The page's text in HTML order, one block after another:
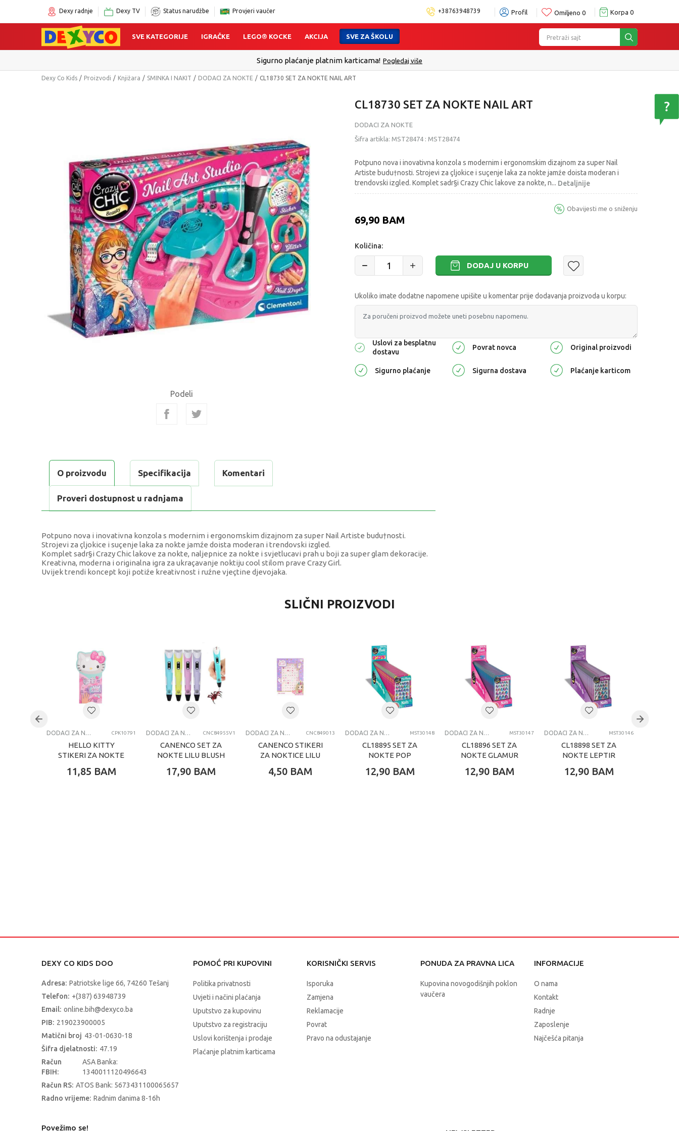
Dexy radnje Dexy TV Status narudžbe Provjeri vaučer +38763948739 Profil Omiljeno 0 Korpa 0
Pretraži sajt
SVE KATEGORIJE IGRAČKE LEGO® KOCKE AKCIJA SVE ZA ŠKOLU
Sigurno plaćanje platnim karticama! Pogledaj više
Dexy Co Kids Proizvodi Knjižara SMINKA I NAKIT DODACI ZA NOKTE CL18730 SET ZA NOKTE NAIL ART
Podeli
CL18730 SET ZA NOKTE NAIL ART
DODACI ZA NOKTE
Šifra artikla: MST28474 : MST28474
Potpuno nova i inovativna konzola s modernim i ergonomskim dizajnom za super Nail
Artiste budu†nosti. Strojevi za çljokice i suçenje laka za nokte jamźe doista moderan i
trendovski izgled. Komplet sadr§i Crazy Chic lakove za nokte, n... Detaljnije
69,90 BAM
Obavijesti me o sniženju
Količina:
DODAJ U KORPU
Ukoliko imate dodatne napomene upišite u komentar prije dodavanja proizvoda u korpu:
Uslovi za besplatnu
dostavu
Povrat novca Original proizvodi
Sigurno plaćanje Sigurna dostava Plaćanje karticom
O proizvodu Specifikacija Komentari
Proveri dostupnost u radnjama
Potpuno nova i inovativna konzola s modernim i ergonomskim dizajnom za super Nail Artiste budu†nosti.
Strojevi za çljokice i suçenje laka za nokte jamźe doista moderan i trendovski izgled.
Komplet sadr§i Crazy Chic lakove za nokte, naljepnice za nokte i svjetlucavi prah u boji za super glam dekoracije.
Kreativna, moderna i originalna igra za ukraçavanje noktiju cool stilom prave Crazy Girl.
Uvijek trendi koncept koji potiźe kreativnost i ruźne vjeçtine djevojaka.
DODACI ZA NOKTE
Djevojčice
Uzrast
Brend
SLIČNI PROIZVODI
DODACI ZA NOKTE CPK10791
HELLO KITTY
STIKERI ZA NOKTE
11,85 BAM
DODACI ZA NOKTE CNC84955V1
CANENCO SET ZA
NOKTE LILU BLUSH
17,90 BAM
DODACI ZA NOKTE CNC849013
CANENCO STIKERI
ZA NOKTICE LILU
4,50 BAM
DODACI ZA NOKTE MST30148
CL18895 SET ZA
NOKTE POP
12,90 BAM
DODACI ZA NOKTE MST30147
CL18896 SET ZA
NOKTE GLAMUR
12,90 BAM
DODACI ZA NOKTE MST30146
CL18898 SET ZA
NOKTE LEPTIR
12,90 BAM
DEXY CO KIDS DOO
Adresa: Patriotske lige 66, 74260 Tešanj
Telefon: +(387) 63948739
Email: online.bih@dexyco.ba
PIB: 219023900005
Matični broj 43-01-0630-18
Šifra djelatnosti: 47.19
Račun
FBIH:
ASA Banka:
1340011120496643
Račun RS: ATOS Bank: 5673431100065657
Radno vrijeme: Radnim danima 8-16h
POMOĆ PRI KUPOVINI
Politika privatnosti
Uvjeti i načini plaćanja
Uputstvo za kupovinu
Uputstvo za registraciju
Uslovi korištenja i prodaje
Plaćanje platnim karticama
KORISNIČKI SERVIS
Isporuka
Zamjena
Reklamacije
Povrat
Pravo na odustajanje
PONUDA ZA PRAVNA LICA
Kupovina novogodišnjih poklon
vaučera
INFORMACIJE
O nama
Kontakt
Radnje
Zaposlenje
Najčešća pitanja
Povežimo se!